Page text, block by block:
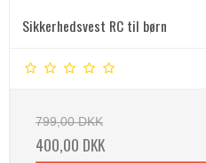
Sikkerhedsvest RC til børn
799,00 DKK
400,00 DKK